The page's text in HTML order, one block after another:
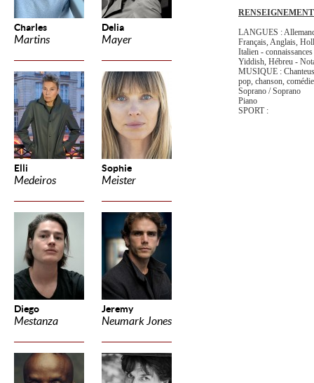
Charles
Martins
Delia
Mayer
Elli
Medeiros
Sophie
Meister
Diego
Mestanza
Jeremy
Neumark Jones
LANGUES :
Français, Anglais,
Italien - connaissances
Yiddish, Hébreu -
MUSIQUE :
pop, chanson,
Soprano / Soprano
Piano
SPORT :